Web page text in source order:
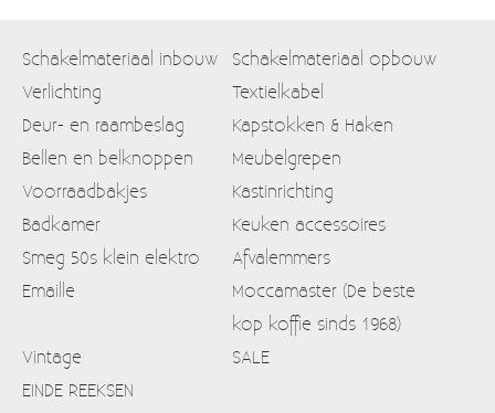
Schakelmateriaal inbouw
Schakelmateriaal opbouw
Verlichting
Textielkabel
Deur- en raambeslag
Kapstokken & Haken
Bellen en belknoppen
Meubelgrepen
Voorraadbakjes
Kastinrichting
Badkamer
Keuken accessoires
Smeg 50s klein elektro
Afvalemmers
Emaille
Moccamaster (De beste
kop koffie sinds 1968)
Vintage
SALE
EINDE REEKSEN